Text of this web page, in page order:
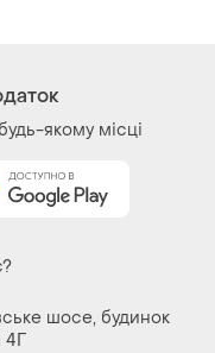
якому місці
шосе, будинок
4Г